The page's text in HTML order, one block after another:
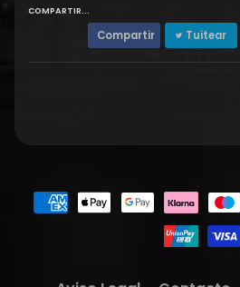
COMPARTIR...
Compartir Tuitear